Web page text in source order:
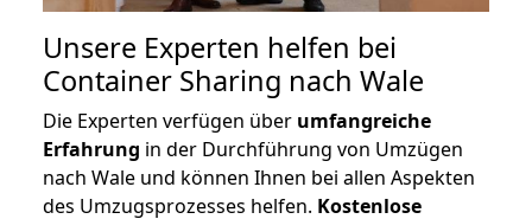
Unsere Experten helfen bei
Container Sharing nach Wale
Die Experten verfügen über umfangreiche
Erfahrung in der Durchführung von Umzügen
nach Wale und können Ihnen bei allen Aspekten
des Umzugsprozesses helfen. Kostenlose